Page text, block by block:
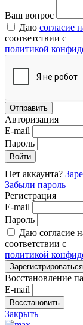
Ваш вопрос
Даю согласие
соответствии с
политикой
Авторизация
E-mail
Пароль
Нет аккаунта?
Забыли пароль
Регистрация
E-mail
Пароль
Даю согласие
соответствии с
политикой
Восстановление
E-mail
Закрыть